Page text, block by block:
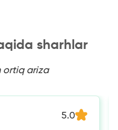
sharhlar
ortiq ariza
5.0